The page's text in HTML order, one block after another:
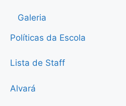
Galeria
Políticas da Escola
Lista de Staff
Alvará